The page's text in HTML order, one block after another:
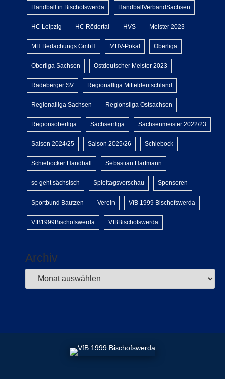
Handball in Bischofswerda HandballVerbandSachsen
HC Leipzig HC Rödertal HVS Meister 2023
MH Bedachungs GmbH MHV-Pokal Oberliga
Oberliga Sachsen Ostdeutscher Meister 2023
Radeberger SV Regionalliga Mitteldeutschland
Regionalliga Sachsen Regionsliga Ostsachsen
Regionsoberliga Sachsenliga Sachsenmeister 2022/23
Saison 2024/25 Saison 2025/26 Schiebock
Schiebocker Handball Sebastian Hartmann
so geht sächsisch Spieltagsvorschau Sponsoren
Sportbund Bautzen Verein VfB 1999 Bischofswerda
VfB1999Bischofswerda VfBBischofswerda
Archiv